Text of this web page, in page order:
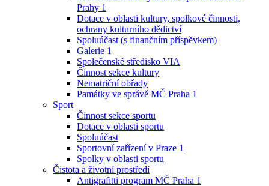
Prahy 1
Dotace v oblasti kultury, spolkové činnosti,
ochrany kulturního dědictví
Spoluúčast (s finančním příspěvkem)
Galerie 1
Společenské středisko VIA
Činnost sekce kultury
Nematriční obřady
Památky ve správě MČ Praha 1
Sport
Činnost sekce sportu
Dotace v oblasti sportu
Spoluúčast
Sportovní zařízení v Praze 1
Spolky v oblasti sportu
Čistota a životní prostředí
Antigrafitti program MČ Praha 1